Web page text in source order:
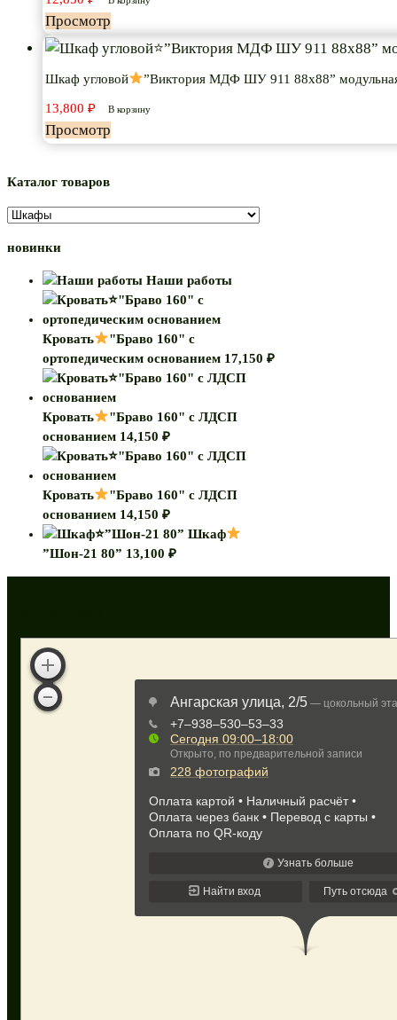
Просмотр
Шкаф угловой ”Виктория МДФ ШУ 911 88х88”
13,800 ₽ В корзину
Просмотр
Каталог товаров
новинки
Наши работы
Кровать
"Браво 160" с
ортопедическим основанием 17,150 ₽
Кровать
"Браво 160" с ЛДСП
основанием 14,150 ₽
Кровать
"Браво 160" с ЛДСП
основанием 14,150 ₽
Шкаф
”Шон-21 80” 13,100 ₽